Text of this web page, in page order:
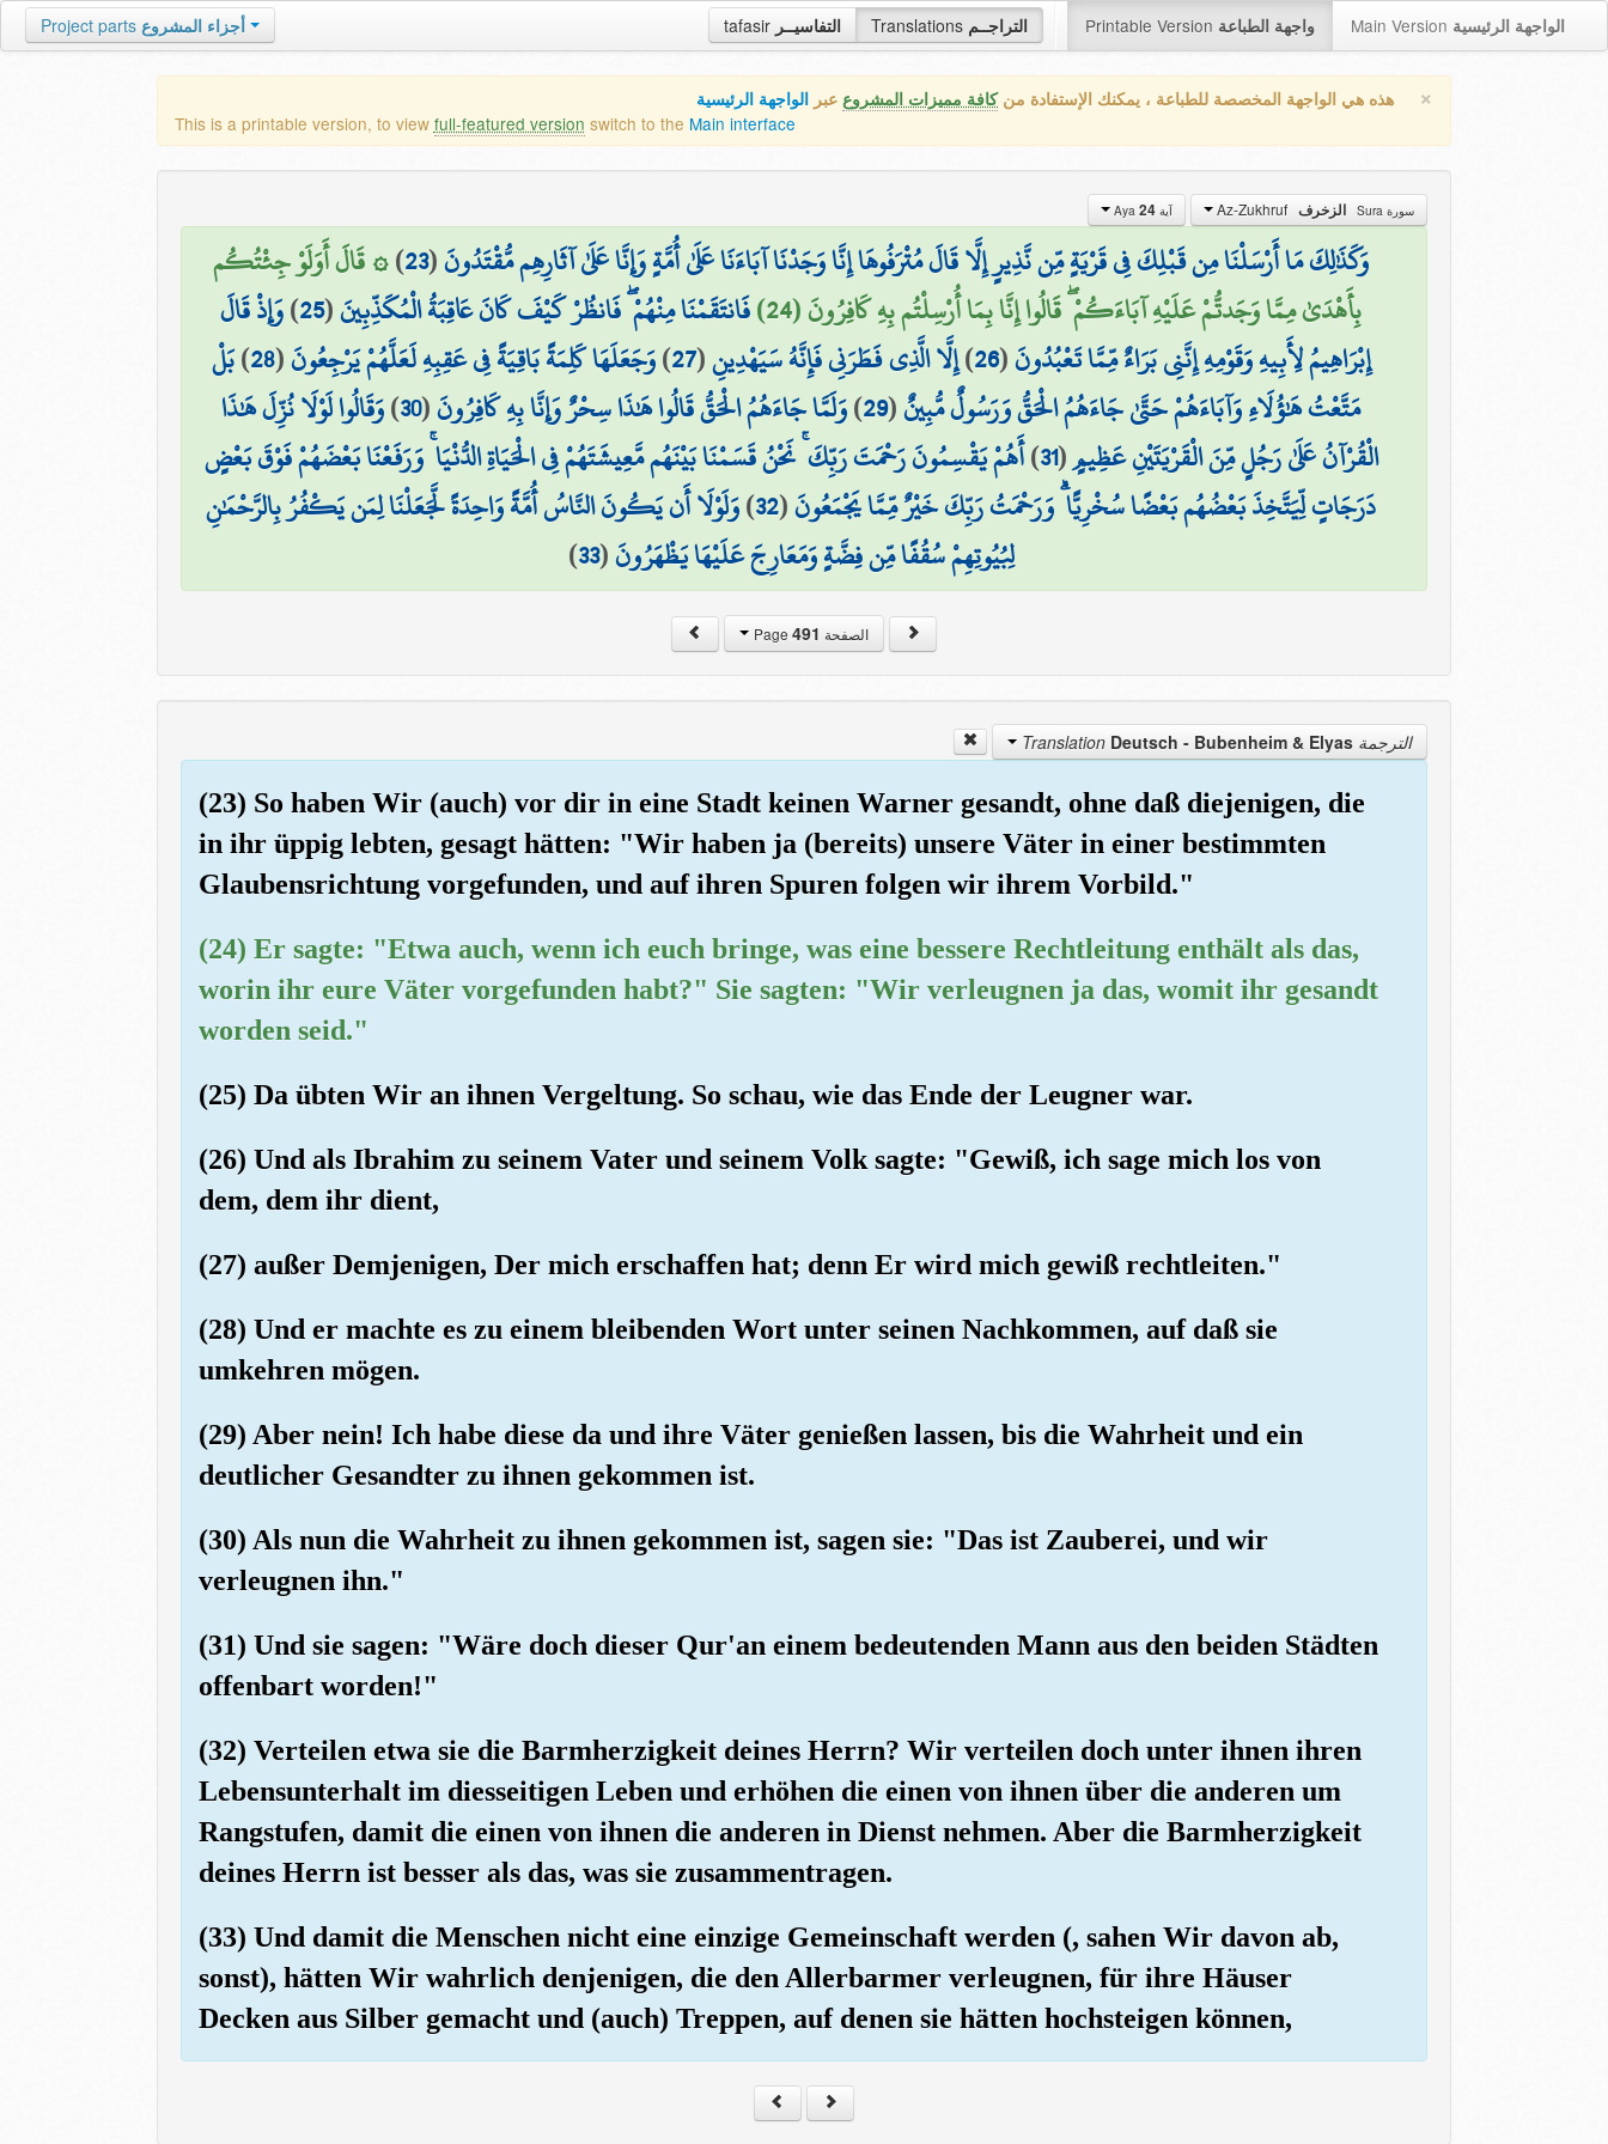
tafasir التفاسيــر Translations التراجــم Printable Version واجهة الطباعة Main Version الواجهة الرئيسية Project parts أجزاء المشروع
× هذه هي الواجهة المخصصة للطباعة ، يمكنك الإستفادة منكافة مميزات المشروع عبر الواجهة الرئيسية
This is a printable version, to view full-featured version switch to the Main interface
سورة Sura الزخرف آية Aya 24
وَكَذَٰلِكَ مَا أَرْسَلْنَا مِن قَبْلِكَ فِي قَرْيَةٍ مِّن نَّذِيرٍ إِلَّا قَالَ مُتْرَفُوهَا إِنَّا وَجَدْنَا آبَاءَنَا عَلَىٰ أُمَّةٍ وَإِنَّا عَلَىٰ آثَارِهِم مُّقْتَدُونَ(
23
)۞ قَالَ أَوَلَوْ جِئْتُكُم
بِأَهْدَىٰ مِمَّا وَجَدتُّمْ عَلَيْهِ آبَاءَكُمْ ۖ قَالُوا إِنَّا بِمَا أُرْسِلْتُم بِهِ كَافِرُونَ (24)
فَانتَقَمْنَا مِنْهُمْ ۖ فَانظُرْ كَيْفَ كَانَ عَاقِبَةُ الْمُكَذِّبِينَ(
25
)وَإِذْ قَالَ
إِبْرَاهِيمُ لِأَبِيهِ وَقَوْمِهِ إِنَّنِي بَرَاءٌ مِّمَّا تَعْبُدُونَ(
26
)إِلَّا الَّذِي فَطَرَنِي فَإِنَّهُ سَيَهْدِينِ(
27
)وَجَعَلَهَا كَلِمَةً بَاقِيَةً فِي عَقِبِهِ لَعَلَّهُمْ يَرْجِعُونَ(
28
)بَلْ
مَتَّعْتُ هَٰؤُلَاءِ وَآبَاءَهُمْ حَتَّىٰ جَاءَهُمُ الْحَقُّ وَرَسُولٌ مُّبِينٌ(
29
)وَلَمَّا جَاءَهُمُ الْحَقُّ قَالُوا هَٰذَا سِحْرٌ وَإِنَّا بِهِ كَافِرُونَ(
30
)وَقَالُوا لَوْلَا نُزِّلَ هَٰذَا
الْقُرْآنُ عَلَىٰ رَجُلٍ مِّنَ الْقَرْيَتَيْنِ عَظِيمٍ(
31
)أَهُمْ يَقْسِمُونَ رَحْمَتَ رَبِّكَ ۚ نَحْنُ قَسَمْنَا بَيْنَهُم مَّعِيشَتَهُمْ فِي الْحَيَاةِ الدُّنْيَا ۚ وَرَفَعْنَا بَعْضَهُمْ فَوْقَ بَعْضٍ
دَرَجَاتٍ لِّيَتَّخِذَ بَعْضُهُم بَعْضًا سُخْرِيًّا ۗ وَرَحْمَتُ رَبِّكَ خَيْرٌ مِّمَّا يَجْمَعُونَ(
32
)وَلَوْلَا أَن يَكُونَ النَّاسُ أُمَّةً وَاحِدَةً لَّجَعَلْنَا لِمَن يَكْفُرُ بِالرَّحْمَٰنِ
لِبُيُوتِهِمْ سُقُفًا مِّن فِضَّةٍ وَمَعَارِجَ عَلَيْهَا يَظْهَرُونَ(
33
)
الصفحة Page 491
الترجمة Translation Deutsch - Bubenheim & Elyas
(23) So haben Wir (auch) vor dir in eine Stadt keinen Warner gesandt, ohne daß diejenigen, die
in ihr üppig lebten, gesagt hätten: "Wir haben ja (bereits) unsere Väter in einer bestimmten
Glaubensrichtung vorgefunden, und auf ihren Spuren folgen wir ihrem Vorbild."
(24) Er sagte: "Etwa auch, wenn ich euch bringe, was eine bessere Rechtleitung enthält als das,
worin ihr eure Väter vorgefunden habt?" Sie sagten: "Wir verleugnen ja das, womit ihr gesandt
worden seid."
(25) Da übten Wir an ihnen Vergeltung. So schau, wie das Ende der Leugner war.
(26) Und als Ibrahim zu seinem Vater und seinem Volk sagte: "Gewiß, ich sage mich los von
dem, dem ihr dient,
(27) außer Demjenigen, Der mich erschaffen hat; denn Er wird mich gewiß rechtleiten."
(28) Und er machte es zu einem bleibenden Wort unter seinen Nachkommen, auf daß sie
umkehren mögen.
(29) Aber nein! Ich habe diese da und ihre Väter genießen lassen, bis die Wahrheit und ein
deutlicher Gesandter zu ihnen gekommen ist.
(30) Als nun die Wahrheit zu ihnen gekommen ist, sagen sie: "Das ist Zauberei, und wir
verleugnen ihn."
(31) Und sie sagen: "Wäre doch dieser Qur'an einem bedeutenden Mann aus den beiden Städten
offenbart worden!"
(32) Verteilen etwa sie die Barmherzigkeit deines Herrn? Wir verteilen doch unter ihnen ihren
Lebensunterhalt im diesseitigen Leben und erhöhen die einen von ihnen über die anderen um
Rangstufen, damit die einen von ihnen die anderen in Dienst nehmen. Aber die Barmherzigkeit
deines Herrn ist besser als das, was sie zusammentragen.
(33) Und damit die Menschen nicht eine einzige Gemeinschaft werden (, sahen Wir davon ab,
sonst), hätten Wir wahrlich denjenigen, die den Allerbarmer verleugnen, für ihre Häuser
Decken aus Silber gemacht und (auch) Treppen, auf denen sie hätten hochsteigen können,